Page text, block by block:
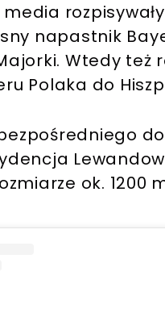
napastnik
Wtedy też
Polaka do
ok. 1200